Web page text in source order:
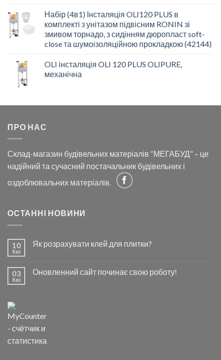
Набір (4в1) Інсталяція OLI120 PLUS в
комплекті з унітазом підвісним RONIN зі
змивом торнадо, з сидінням дюропласт soft-
close та шумоізоляційною прокладкою (42144)
OLI інсталяція OLI 120 PLUS OLIPURE,
механічна
ПРО НАС
Склад-магазин будівельних матеріалів “МЕГАБУД” – це
надійний та сучасний постачальник будівельних і
оздоблювальних матеріалів.
ОСТАННІ НОВИНИ
10
Кві
Як розрахувати клей для плитки?
03
Кві
Оновленний сайт починає свою роботу!